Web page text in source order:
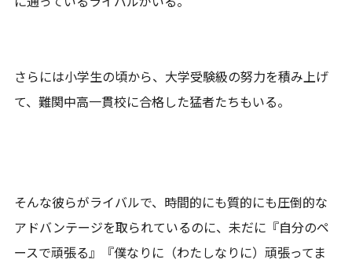
さらには小学生の頃から、大学受験級の努力を積み上げ
て、難関中高一貫校に合格した猛者たちもいる。
そんな彼らがライバルで、時間的にも質的にも圧倒的な
アドバンテージを取られているのに、未だに『自分のペ
ースで頑張る』『僕なりに（わたしなりに）頑張ってま